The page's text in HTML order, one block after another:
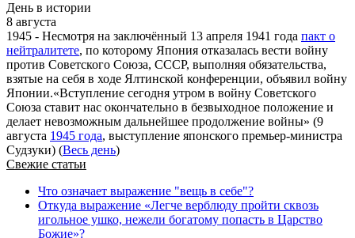
День в истории
8 августа
1945 - Несмотря на заключённый 13 апреля 1941 года пакт о
нейтралитете, по которому Япония отказалась вести войну
против Советского Союза, СССР, выполняя обязательства,
взятые на себя в ходе Ялтинской конференции, объявил войну
Японии.«Вступление сегодня утром в войну Советского
Союза ставит нас окончательно в безвыходное положение и
делает невозможным дальнейшее продолжение войны» (9
августа 1945 года, выступление японского премьер-министра
Судзуки) (Весь день)
Свежие статьи
Что означает выражение "вещь в себе"?
Откуда выражение «Легче верблюду пройти сквозь
игольное ушко, нежели богатому попасть в Царство
Божие»?